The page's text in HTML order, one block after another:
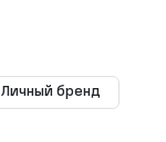
Личный бренд